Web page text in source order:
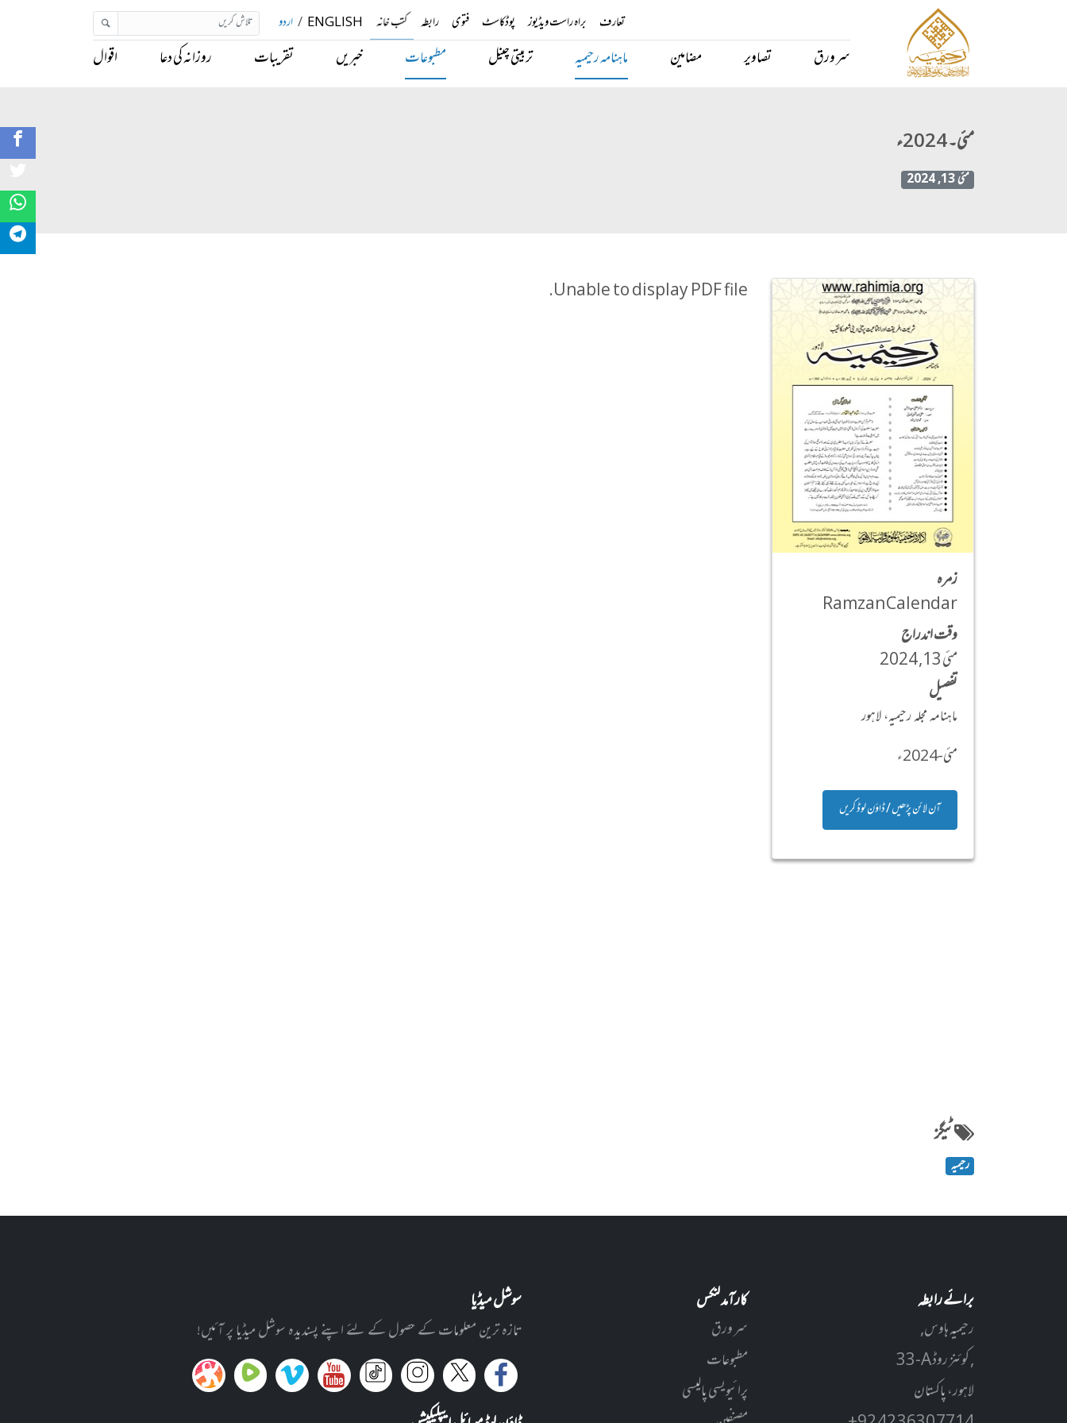
تعارف براہ راست ویڈیوز پوڈکاسٹ فتوی رابطہ کتب خانہ ENGLISH
/ اردو
سر ورق تصاویر مضامین ماہنامہ رحیمیہ تربیتی چینل مطبوعات خبریں تقریبات روزانہ کی دعا اقوال
مئی۔ 2024ء
مئی 13, 2024
زمره
Ramzan Calendar
وقت اندراج
مئی 13, 2024
تفصیل
ماہنامہ مجلہ رحیمیہ، لاہور
مئی-2024ء
آن لائن پڑھیں / ڈاؤن لوڈ کریں
Unable to display PDF file.
ٹیگز
رحیمیہ
برائے رابطہ
رحیمیہ ہاوس,
33-A کوئنز روڈ ,
لاہور، پاکستان
کارآمد لنکس
سر ورق
مطبوعات
پرائیویسی پالیسی
سوشل میڈیا
تازہ ترین معلومات کے حصول کے لئے اپنے پسندیدہ سوشل میڈیا پر آئیں!